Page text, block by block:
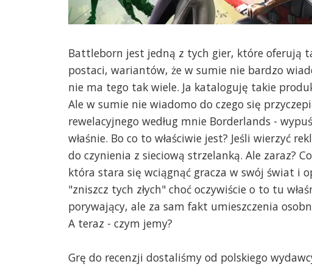
Battleborn jest jedną z tych gier, które oferują
postaci, wariantów, że w sumie nie bardzo
nie ma tego tak wiele. Ja kataloguję takie
Ale w sumie nie wiadomo do czego się
rewelacyjnego według mnie Borderlands -
właśnie. Bo co to właściwie jest? Jeśli wierzyć
do czynienia z sieciową strzelanką. Ale zaraz?
która stara się wciągnąć gracza w swój świat i
"zniszcz tych złych" choć oczywiście o to tu
porywający, ale za sam fakt umieszczenia
A teraz - czym jemy?
Grę do recenzji dostaliśmy od polskiego